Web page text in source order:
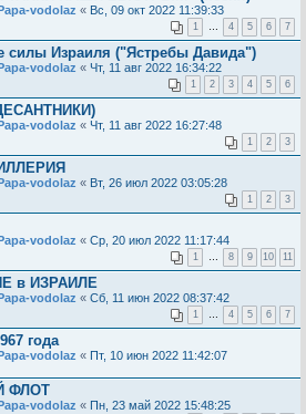
vodolaz « Вс, 09 окт 2022 11:39:33
1 4 5 6 7
силы Израиля ("Ястребы Давида")
vodolaz « Чт, 11 авг 2022 16:34:22
1 2 3 4 5 6
vodolaz « Чт, 11 авг 2022 16:27:48
1 2 3
vodolaz « Вт, 26 июл 2022 03:05:28
1 2 3
vodolaz « Ср, 20 июл 2022 11:17:44
1 8 9 10 11
в ИЗРАИЛЕ
vodolaz « Сб, 11 июн 2022 08:37:42
1 4 5 6 7
года
vodolaz « Пт, 10 июн 2022 11:42:07
ФЛОТ
vodolaz « Пн, 23 май 2022 15:48:25